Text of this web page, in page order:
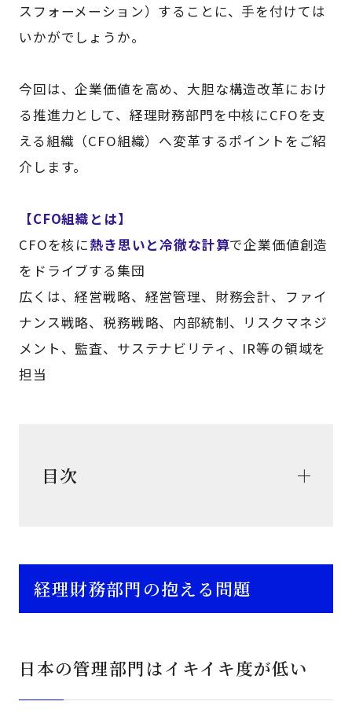
スフォーメーション）することに、手を付けては
いかがでしょうか。
今回は、企業価値を高め、大胆な構造改革におけ
る推進力として、経理財務部門を中核にCFOを支
える組織（CFO組織）へ変革するポイントをご紹
介します。
【CFO組織とは】
CFOを核に熱き思いと冷徹な計算で企業価値創造
をドライブする集団
広くは、経営戦略、経営管理、財務会計、ファイ
ナンス戦略、税務戦略、内部統制、リスクマネジ
メント、監査、サステナビリティ、IR等の領域を
担当
目次
経理財務部門の抱える問題
日本の管理部門はイキイキ度が低い